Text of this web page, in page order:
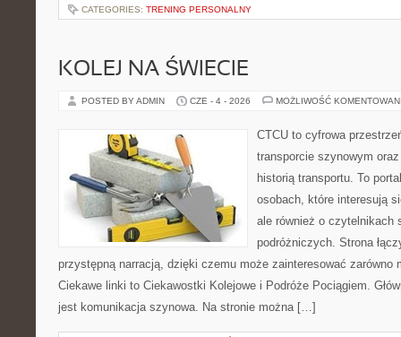
CATEGORIES: TRENING PERSONALNY
KOLEJ NA ŚWIECIE
POSTED BY ADMIN CZE - 4 - 2026 MOŻLIWOŚĆ
CTCU to cyfrowa
transporcie szynowym
historią transportu. To
osobach, które interesują
ale również o czytelnikach
podróżniczych. Strona
przystępną narracją, dzięki czemu może zainteresować zarówno
Ciekawe linki to Ciekawostki Kolejowe i Podróże Pociągiem.
jest komunikacja szynowa. Na stronie można […]